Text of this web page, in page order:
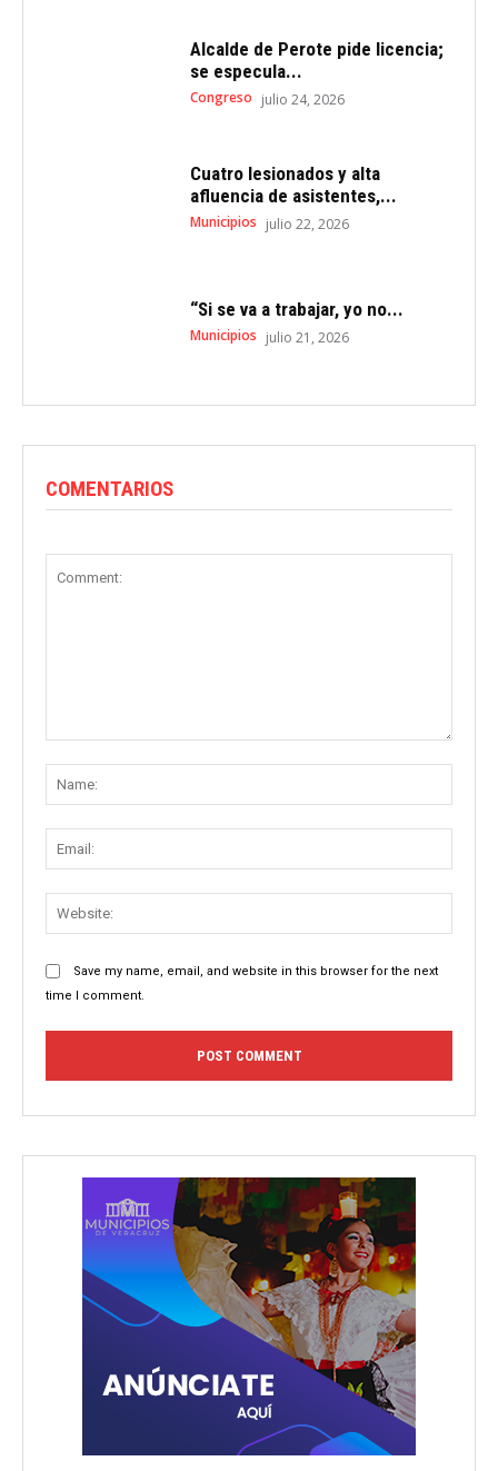
Alcalde de Perote pide licencia;
se especula...
Congreso julio 24, 2026
Cuatro lesionados y alta
afluencia de asistentes,...
Municipios julio 22, 2026
“Si se va a trabajar, yo no...
Municipios julio 21, 2026
COMENTARIOS
Save my name, email, and website in this browser for the next
time I comment.